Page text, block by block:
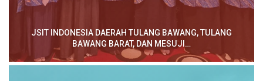
BAWANG BARAT, DAN MESUJI…